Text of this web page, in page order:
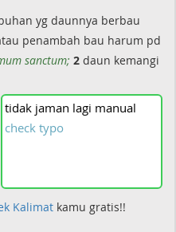
yg daunnya berbau
penambah bau harum pd
sanctum; 2 daun kemangi
tidak jaman lagi manual
check typo
Kalimat kamu gratis!!